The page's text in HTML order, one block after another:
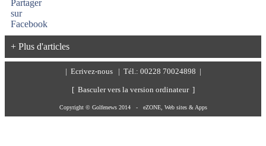
+ Plus d'articles
Ecrivez-nous | Tél.: 00228 70024898 |
[ Basculer vers la version ordinateur ]
Copyright © Golfenews 2014 - eZONE, Web sites & Apps